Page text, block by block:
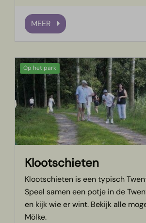
MEER
Op het park
Klootschieten
Klootschieten is een typisch
Speel samen een potje in de
en kijk wie er wint. Bekijk alle
Mölke.